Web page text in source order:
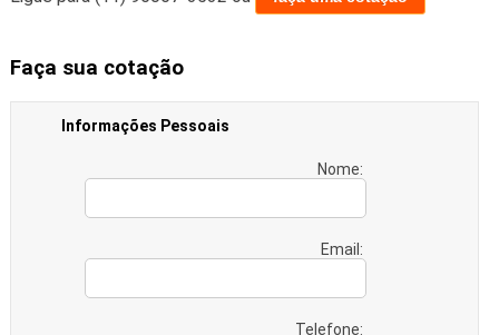
Faça sua cotação
Informações Pessoais
Nome:
Email:
Telefone: